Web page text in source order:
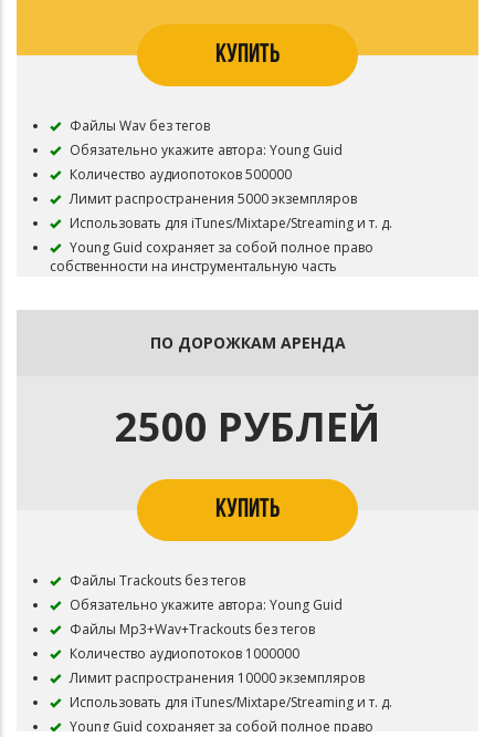
КУПИТЬ
Файлы Wav без тегов
Обязательно укажите автора: Young Guid
Количество аудиопотоков 500000
Лимит распространения 5000 экземпляров
Использовать для iTunes/Mixtape/Streaming и т. д.
Young Guid сохраняет за собой полное право
собственности на инструментальную часть
ПО ДОРОЖКАМ АРЕНДА
2500 РУБЛЕЙ
КУПИТЬ
Файлы Trackouts без тегов
Обязательно укажите автора: Young Guid
Файлы Mp3+Wav+Trackouts без тегов
Количество аудиопотоков 1000000
Лимит распространения 10000 экземпляров
Использовать для iTunes/Mixtape/Streaming и т. д.
Young Guid сохраняет за собой полное право